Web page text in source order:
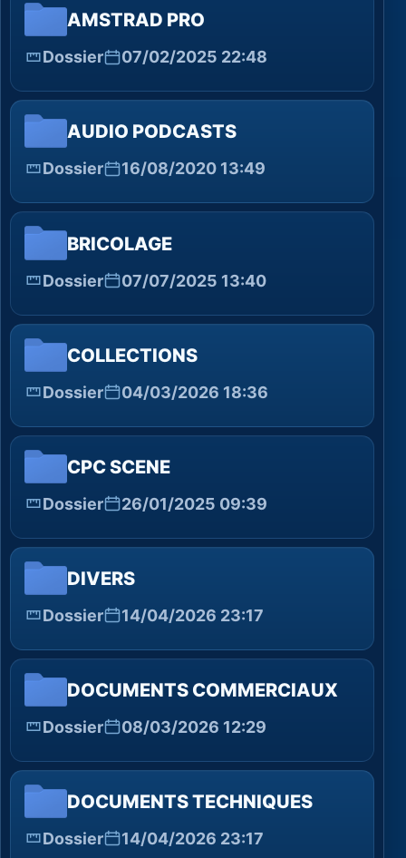
AMSTRAD PRO
Dossier 07/02/2025 22:48
AUDIO PODCASTS
Dossier 16/08/2020 13:49
BRICOLAGE
Dossier 07/07/2025 13:40
COLLECTIONS
Dossier 04/03/2026 18:36
CPC SCENE
Dossier 26/01/2025 09:39
DIVERS
Dossier 14/04/2026 23:17
DOCUMENTS COMMERCIAUX
Dossier 08/03/2026 12:29
DOCUMENTS TECHNIQUES
Dossier 14/04/2026 23:17